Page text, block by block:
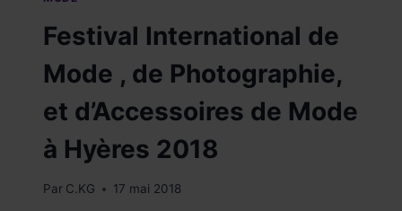
Festival International de
Mode , de Photographie,
et d’Accessoires de Mode
à Hyères 2018
Par C.KG 17 mai 2018